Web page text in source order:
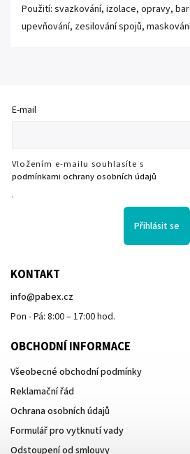
Použití: svazkování, izolace, opravy,
upevňování, zesilování spojů,
E-mail
Vložením e-mailu souhlasíte s
podmínkami ochrany osobních údajů
.
Přihlásit se
KONTAKT
info@pabex.cz
Pon - Pá: 8:00 – 17:00 hod.
OBCHODNÍ INFORMACE
Všeobecné obchodní podmínky
Reklamační řád
Ochrana osobních údajů
Formulář pro vytknutí vady
Odstoupení od smlouvy